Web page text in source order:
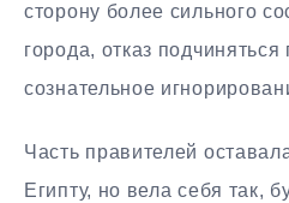
сторону более сильного
города, отказ
сознательное
Часть правителей
Египту, но вела себя так,